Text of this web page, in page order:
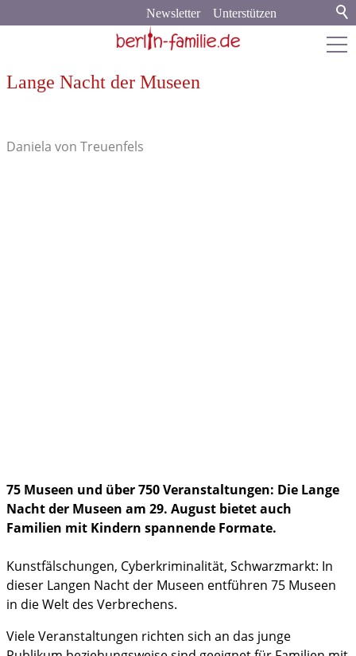
Unterstützen
Newsletter
berlin-familie.de
Lange Nacht der Museen
Daniela von Treuenfels
75 Museen und über 750 Veranstaltungen: Die Lange
Nacht der Museen am 29. August bietet auch
Familien mit Kindern spannende Formate.
Kunstfälschungen, Cyberkriminalität, Schwarzmarkt: In
dieser Langen Nacht der Museen entführen 75 Museen
in die Welt des Verbrechens.
Viele Veranstaltungen richten sich an das junge